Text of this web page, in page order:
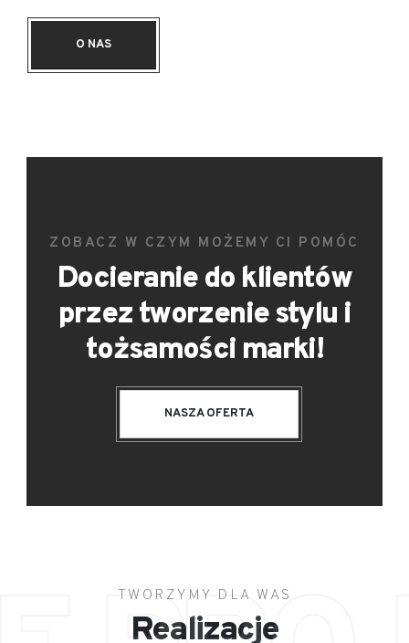
O NAS
ZOBACZ W CZYM MOŻEMY CI POMÓC
Docieranie do klientów
przez tworzenie stylu i
tożsamości marki!
NASZA OFERTA
TWORZYMY DLA WAS
Realizacje